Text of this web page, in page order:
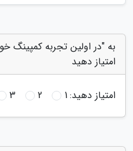
به "در اولین تجربه کمپینگ
امتیاز دهید
امتیاز دهید:1
2
3